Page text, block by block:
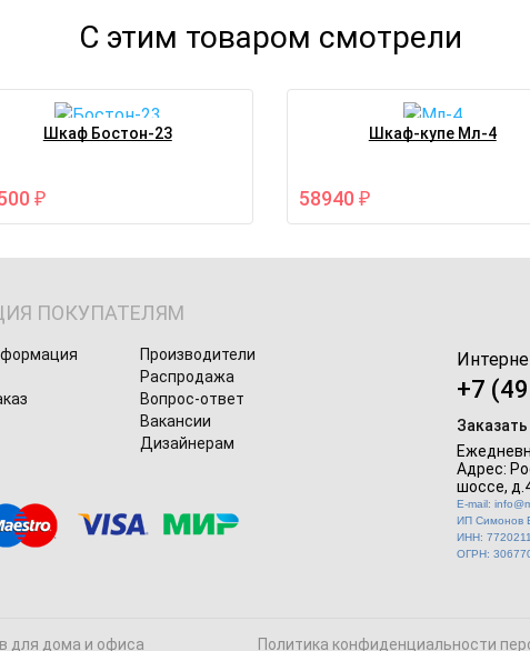
С этим товаром смотрели
Шкаф Бостон-23
₽
Шкаф-купе Мл-4
58940 ₽
ПОКУПАТЕЛЯМ
Производители
Распродажа
Вопрос-ответ
Вакансии
Дизайнерам
+7
Адрес:
шоссе,
E-mail:
ИП Симонов
ИНН:
ОГРН:
для дома и офиса Политика конфиденциальности